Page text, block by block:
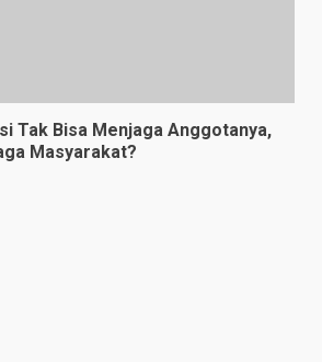
Tak Bisa Menjaga Anggotanya,
Masyarakat?